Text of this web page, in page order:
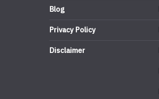
Blog
Privacy Policy
Disclaimer